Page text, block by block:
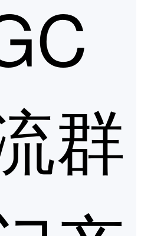
群